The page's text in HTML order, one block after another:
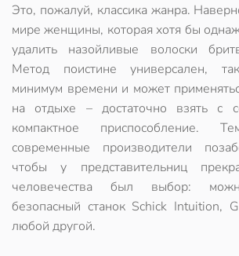
Это, пожалуй, классика жанра.
мире женщины, которая хотя бы
удалить назойливые волоски
Метод поистине универсален,
минимум времени и может
на отдыхе – достаточно взять с
компактное приспособление.
современные производители
чтобы у представительниц
человечества был выбор:
безопасный станок Schick Intuition,
любой другой.